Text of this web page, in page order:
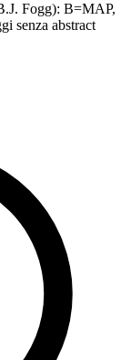
Fogg): B=MAP,
senza abstract